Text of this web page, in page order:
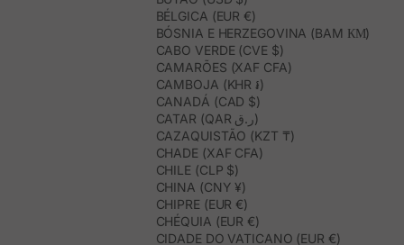
BÉLGICA (EUR €)
BÓSNIA E HERZEGOVINA (BAM КМ)
CABO VERDE (CVE $)
CAMARÕES (XAF CFA)
CAMBOJA (KHR ៛)
CANADÁ (CAD $)
CATAR (QAR ر.ق)
CAZAQUISTÃO (KZT ₸)
CHADE (XAF CFA)
CHILE (CLP $)
CHINA (CNY ¥)
CHIPRE (EUR €)
CHÉQUIA (EUR €)
CIDADE DO VATICANO (EUR €)